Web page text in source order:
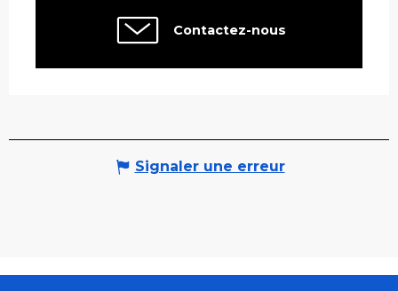
Contactez-nous
Signaler une erreur